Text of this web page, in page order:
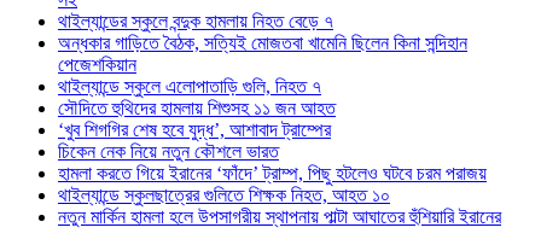
থাইল্যান্ডের স্কুলে বন্দুক হামলায় নিহত বেড়ে ৭
অন্ধকার গাড়িতে বৈঠক, সত্যিই মোজতবা খামেনি ছিলেন কিনা সন্দিহান
পেজেশকিয়ান
থাইল্যান্ডে স্কুলে এলোপাতাড়ি গুলি, নিহত ৭
সৌদিতে হুথিদের হামলায় শিশুসহ ১১ জন আহত
‘খুব শিগগির শেষ হবে যুদ্ধ’, আশাবাদ ট্রাম্পের
চিকেন নেক নিয়ে নতুন কৌশলে ভারত
হামলা করতে গিয়ে ইরানের ‘ফাঁদে’ ট্রাম্প, পিছু হটলেও ঘটবে চরম পরাজয়
থাইল্যান্ডে স্কুলছাত্রের গুলিতে শিক্ষক নিহত, আহত ১০
নতুন মার্কিন হামলা হলে উপসাগরীয় স্থাপনায় পাল্টা আঘাতের হুঁশিয়ারি ইরানের